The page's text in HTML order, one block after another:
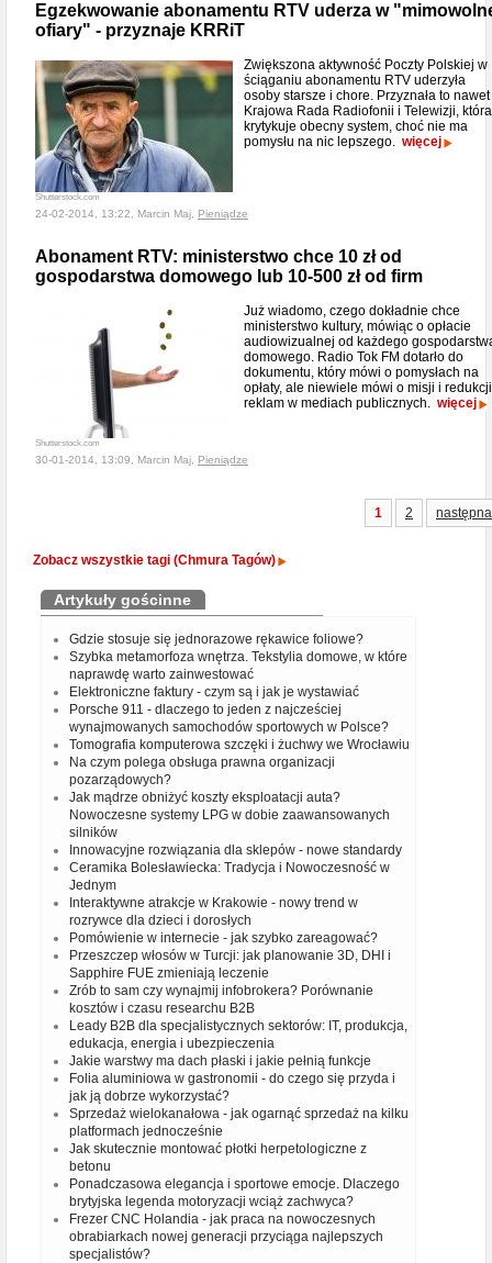
Egzekwowanie abonamentu RTV uderza w
ofiary" - przyznaje KRRiT
Shutterstock.com
Zwiększona aktywność Poczty Polskiej w
ściąganiu abonamentu RTV uderzyła
osoby starsze i chore. Przyznała to nawet
Krajowa Rada Radiofonii i Telewizji, która
krytykuje obecny system, choć nie ma
pomysłu na nic lepszego. więcej
24-02-2014, 13:22, Marcin Maj, Pieniądze
Abonament RTV: ministerstwo chce 10 zł od
gospodarstwa domowego lub 10-500 zł od firm
Shutterstock.com
Już wiadomo, czego dokładnie chce
ministerstwo kultury, mówiąc o opłacie
audiowizualnej od każdego
domowego. Radio Tok FM dotarło do
dokumentu, który mówi o pomysłach na
opłaty, ale niewiele mówi o misji i redukcji
reklam w mediach publicznych. więcej
30-01-2014, 13:09, Marcin Maj, Pieniądze
1 2 następna
Zobacz wszystkie tagi (Chmura Tagów)
Artykuły gościnne
Gdzie stosuje się jednorazowe rękawice foliowe?
Szybka metamorfoza wnętrza. Tekstylia domowe, w które
naprawdę warto zainwestować
Elektroniczne faktury - czym są i jak je wystawiać
Porsche 911 - dlaczego to jeden z najcześciej
wynajmowanych samochodów sportowych w Polsce?
Tomografia komputerowa szczęki i żuchwy we Wrocławiu
Na czym polega obsługa prawna organizacji
pozarządowych?
Jak mądrze obniżyć koszty eksploatacji auta?
Nowoczesne systemy LPG w dobie zaawansowanych
silników
Innowacyjne rozwiązania dla sklepów - nowe standardy
Ceramika Bolesławiecka: Tradycja i Nowoczesność w
Jednym
Interaktywne atrakcje w Krakowie - nowy trend w
rozrywce dla dzieci i dorosłych
Pomówienie w internecie - jak szybko zareagować?
Przeszczep włosów w Turcji: jak planowanie 3D, DHI i
Sapphire FUE zmieniają leczenie
Zrób to sam czy wynajmij infobrokera? Porównanie
kosztów i czasu researchu B2B
Leady B2B dla specjalistycznych sektorów: IT, produkcja,
edukacja, energia i ubezpieczenia
Jakie warstwy ma dach płaski i jakie pełnią funkcje
Folia aluminiowa w gastronomii - do czego się przyda i
jak ją dobrze wykorzystać?
Sprzedaż wielokanałowa - jak ogarnąć sprzedaż na kilku
platformach jednocześnie
Jak skutecznie montować płotki herpetologiczne z
betonu
Ponadczasowa elegancja i sportowe emocje. Dlaczego
brytyjska legenda motoryzacji wciąż zachwyca?
Frezer CNC Holandia - jak praca na nowoczesnych
obrabiarkach nowej generacji przyciąga najlepszych
specjalistów?